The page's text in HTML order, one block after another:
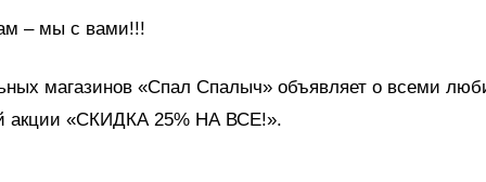
– мы с вами!!!
магазинов «Спал Спалыч» объявляет о всеми
акции «СКИДКА 25% НА ВСЕ!».